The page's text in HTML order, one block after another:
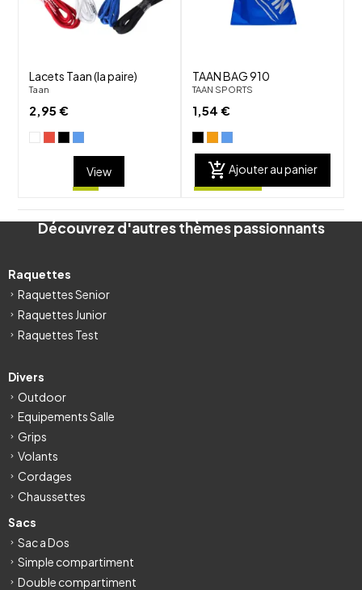
Lacets Taan (la paire)
Taan
2,95 €
View
TAAN BAG 910
TAAN SPORTS
1,54 €
add_shopping_cart Ajouter au panier
Découvrez d'autres thèmes passionnants
Raquettes
Raquettes Senior
Raquettes Junior
Raquettes Test
Divers
Outdoor
Equipements Salle
Grips
Volants
Cordages
Chaussettes
Sacs
Sac a Dos
Simple compartiment
Double compartiment